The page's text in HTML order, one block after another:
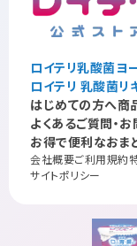
ロイテリ乳酸菌ヨ
ロイテリ 乳酸菌
はじめての方へ商
よくあるご質問・
お得で便利なおま
会社概要ご利用規約
サイトポリシー